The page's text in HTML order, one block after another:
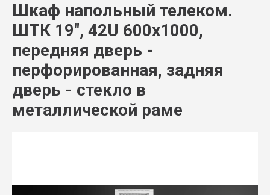
Шкаф напольный телеком.
ШТК 19", 42U 600x1000,
передняя дверь -
перфорированная, задняя
дверь - стекло в
металлической раме